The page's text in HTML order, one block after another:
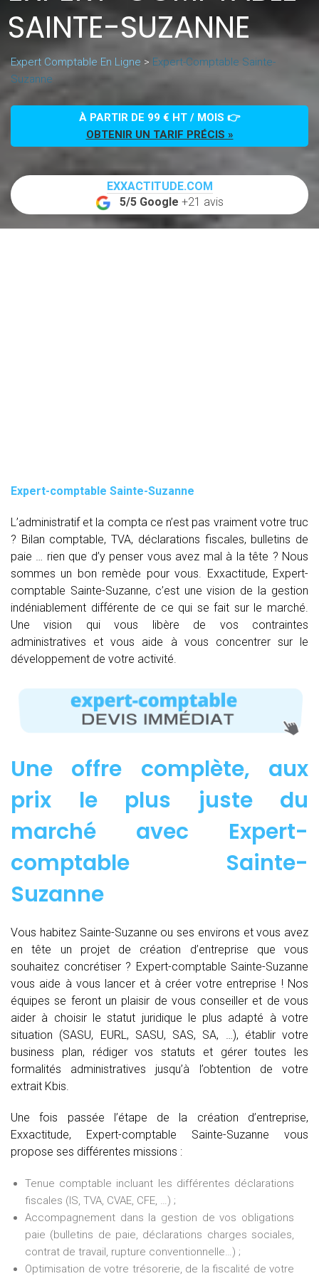
SAINTE-SUZANNE
Expert Comptable En Ligne > Expert-Comptable Sainte-
Suzanne
À PARTIR DE 99 € HT / MOIS 👉
OBTENIR UN TARIF PRÉCIS »
EXXACTITUDE.COM
5/5 Google +21 avis
Expert-comptable Sainte-Suzanne
L’administratif et la compta ce n’est pas vraiment votre truc
? Bilan comptable, TVA, déclarations fiscales, bulletins de
paie … rien que d’y penser vous avez mal à la tête ? Nous
sommes un bon remède pour vous. Exxactitude, Expert-
comptable Sainte-Suzanne, c’est une vision de la gestion
indéniablement différente de ce qui se fait sur le marché.
Une vision qui vous libère de vos contraintes
administratives et vous aide à vous concentrer sur le
développement de votre activité.
Une offre complète, aux
prix le plus juste du
marché avec Expert-
comptable Sainte-
Suzanne
Vous habitez Sainte-Suzanne ou ses environs et vous avez
en tête un projet de création d’entreprise que vous
souhaitez concrétiser ? Expert-comptable Sainte-Suzanne
vous aide à vous lancer et à créer votre entreprise ! Nos
équipes se feront un plaisir de vous conseiller et de vous
aider à choisir le statut juridique le plus adapté à votre
situation (SASU, EURL, SASU, SAS, SA, …), établir votre
business plan, rédiger vos statuts et gérer toutes les
formalités administratives jusqu’à l’obtention de votre
extrait Kbis.
Une fois passée l’étape de la création d’entreprise,
Exxactitude, Expert-comptable Sainte-Suzanne vous
propose ses différentes missions :
Tenue comptable incluant les différentes déclarations
fiscales (IS, TVA, CVAE, CFE, …) ;
Accompagnement dans la gestion de vos obligations
paie (bulletins de paie, déclarations charges sociales,
contrat de travail, rupture conventionnelle…) ;
Optimisation de votre trésorerie, de la fiscalité de votre